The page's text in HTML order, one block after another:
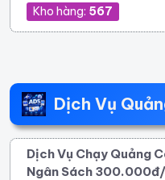
Kho hàng: 567
Dịch Vụ
Dịch Vụ Chạy Quảng
Ngân Sách